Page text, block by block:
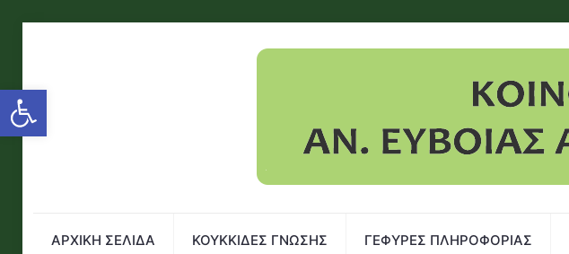
Open toolbar
ΑΡΧΙΚΗ ΣΕΛΙΔΑ ΚΟΥΚΚΙΔΕΣ ΓΝΩΣΗΣ ΓΕΦΥΡΕΣ ΠΛΗΡΟΦΟΡΙΑΣ